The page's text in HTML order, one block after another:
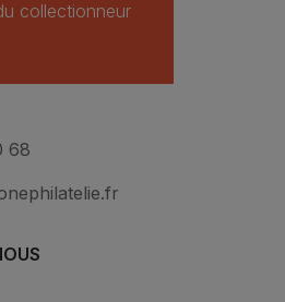
collectionneur
68